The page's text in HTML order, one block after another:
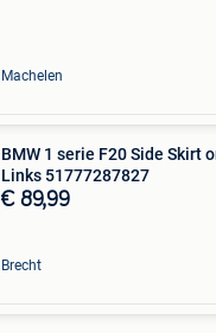
Machelen
BMW 1 serie F20 Side Skirt
Links 51777287827
€ 89,99
Brecht